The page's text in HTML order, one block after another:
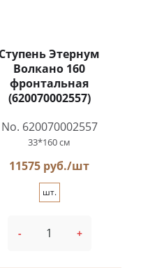
Ступень Этернум
Волкано 160
фронтальная
(620070002557)
No. 620070002557
33*160 см
11575 руб./шт
шт.
- +